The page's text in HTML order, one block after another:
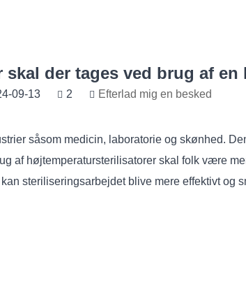
der tages ved brug af
09-13 2 Efterlad mig en besked
såsom medicin, laboratorie og skønhed.
af højtemperatursterilisatorer skal folk være
steriliseringsarbejdet blive mere effektivt og